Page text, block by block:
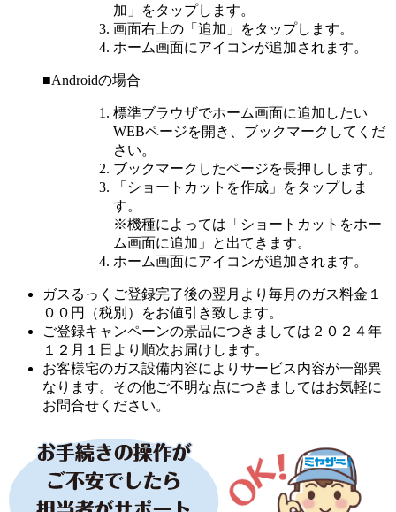
加」をタップします。
画面右上の「追加」をタップします。
ホーム画面にアイコンが追加されます。
■Androidの場合
標準ブラウザでホーム画面に追加したい
WEBページを開き、ブックマークしてくだ
さい。
ブックマークしたページを長押しします。
「ショートカットを作成」をタップしま
す。
※機種によっては「ショートカットをホー
ム画面に追加」と出てきます。
ホーム画面にアイコンが追加されます。
ガスるっくご登録完了後の翌月より毎月のガス料金１
００円（税別）をお値引き致します。
ご登録キャンペーンの景品につきましては２０２４年
１２月１日より順次お届けします。
お客様宅のガス設備内容によりサービス内容が一部異
なります。その他ご不明な点につきましてはお気軽に
お問合せください。